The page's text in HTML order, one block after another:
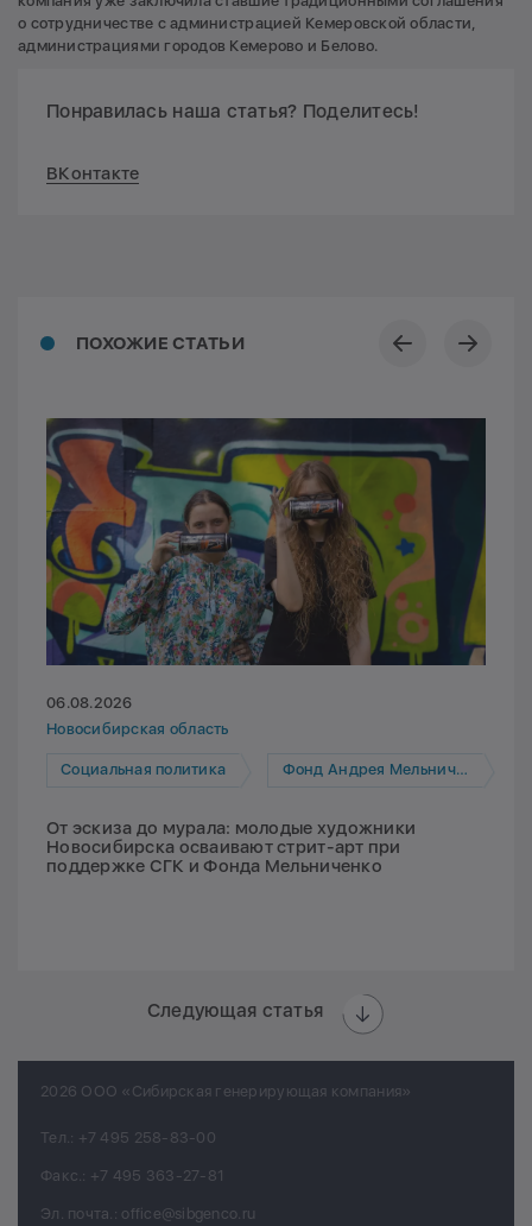
о сотрудничестве с администрацией Кемеровской области,
администрациями городов Кемерово и Белово.
Понравилась наша статья? Поделитесь!
ВКонтакте
ПОХОЖИЕ СТАТЬИ
06.08.2026
Новосибирская область
Социальная политика Фонд Андрея Мельниченко
От эскиза до мурала: молодые художники
Новосибирска осваивают стрит-арт при
поддержке СГК и Фонда Мельниченко
Следующая статья
2026 ООО «Сибирская генерирующая компания»
Тел.: +7 495 258-83-00
Факс.: +7 495 363-27-81
Эл. почта.: office@sibgenco.ru